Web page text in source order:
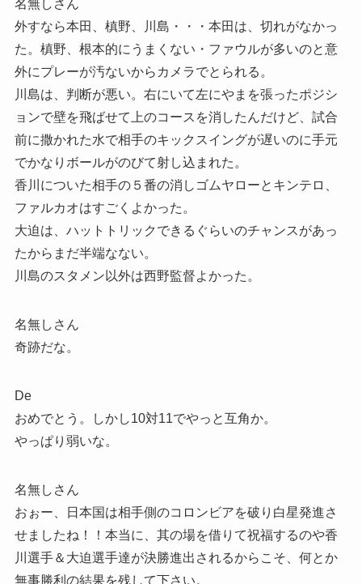
名無しさん
外すなら本田、槙野、川島・・・本田は、切れがなかっ
た。槙野、根本的にうまくない・ファウルが多いのと意
外にプレーが汚ないからカメラでとられる。
川島は、判断が悪い。右にいて左にやまを張ったポジシ
ョンで壁を飛ばせて上のコースを消したんだけど、試合
前に撒かれた水で相手のキックスイングが遅いのに手元
でかなりボールがのびて射し込まれた。
香川についた相手の５番の消しゴムヤローとキンテロ、
ファルカオはすごくよかった。
大迫は、ハットトリックできるぐらいのチャンスがあっ
たからまだ半端なない。
川島のスタメン以外は西野監督よかった。
名無しさん
奇跡だな。
De
おめでとう。しかし10対11でやっと互角か。
やっぱり弱いな。
名無しさん
おぉー、日本国は相手側のコロンビアを破り白星発進さ
せましたね！！本当に、其の場を借りて祝福するのや香
川選手＆大迫選手達が決勝進出されるからこそ、何とか
無事勝利の結果を残して下さい。